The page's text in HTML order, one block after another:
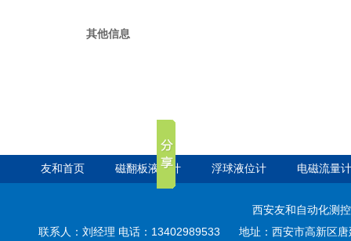
其他信息
友和首页 磁翻板液位计 浮球液位计 电磁流量计
西安友和自动化测
联系人：刘经理 电话：13402989533 地址：西安市高新区